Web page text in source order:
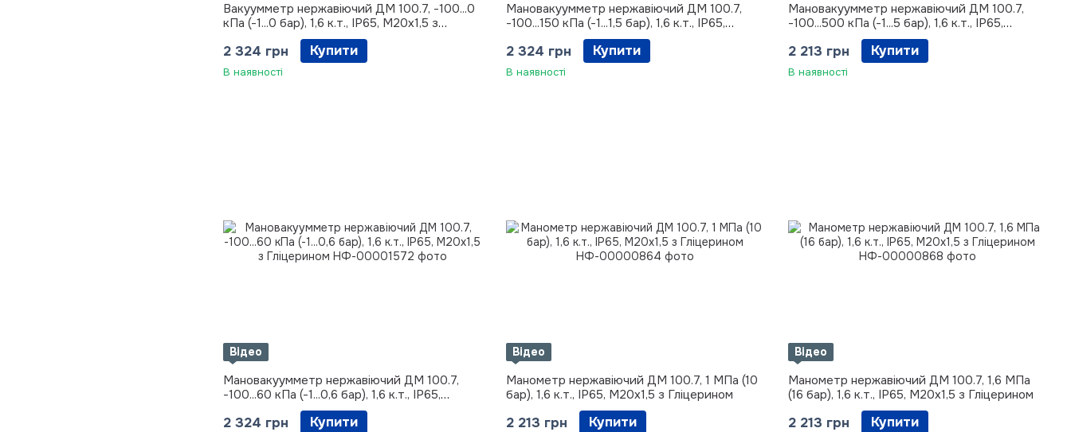
Вакуумметр нержавіючий ДМ 100.7, -100...0
кПа (-1...0 бар), 1,6 к.т., IP65, М20х1,5 з
2 324 грн Купити
В наявності
Мановакуумметр нержавіючий ДМ 100.7,
-100...150 кПа (-1...1,5 бар), 1,6 к.т., IP65,
М20х1,5 з Гліцерином
2 324 грн Купити
В наявності
Мановакуумметр нержавіючий ДМ 100.7,
-100...500 кПа (-1...5 бар), 1,6 к.т., IP65,
М20х1,5 з Гліцерином
2 213 грн Купити
В наявності
Відео
Мановакуумметр нержавіючий ДМ 100.7,
-100...60 кПа (-1...0,6 бар), 1,6 к.т., IP65,
М20х1,5 з Гліцерином
2 324 грн Купити
Відео
Манометр нержавіючий ДМ 100.7, 1 МПа (10
бар), 1,6 к.т., IP65, М20х1,5 з Гліцерином
2 213 грн Купити
Відео
Манометр нержавіючий ДМ 100.7, 1,6 МПа
(16 бар), 1,6 к.т., IP65, М20х1,5 з Гліцерином
2 213 грн Купити